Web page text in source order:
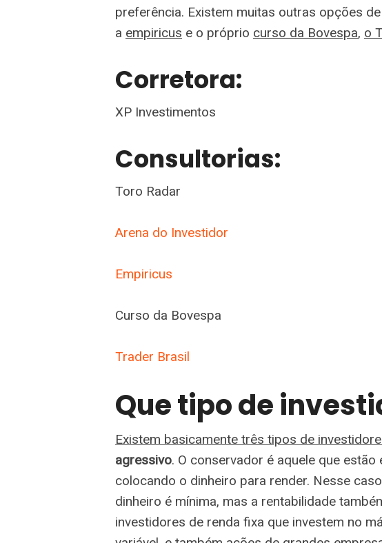
preferência. Existem muitas outras opções
a empiricus e o próprio curso da Bovespa, o
Corretora:
XP Investimentos
Consultorias:
Toro Radar
Arena do Investidor
Empiricus
Curso da Bovespa
Trader Brasil
Que tipo de
Existem basicamente três tipos de
agressivo. O conservador é aquele que
colocando o dinheiro para render. Nesse
dinheiro é mínima, mas a rentabilidade
investidores de renda fixa que investem no